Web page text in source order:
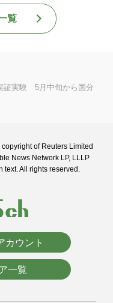
覧
証実験 5月中旬から国分
of Reuters Limited
News Network LP, LLLP
text. All rights reserved.
カウント
一覧